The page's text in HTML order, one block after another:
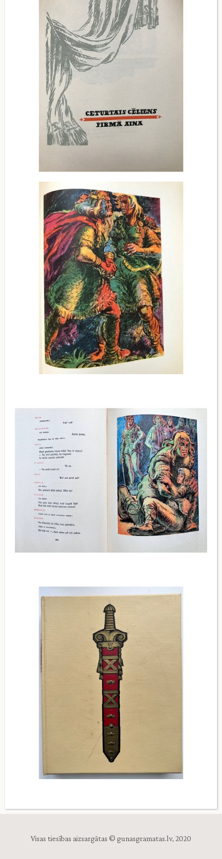
Visas tiesības aizsargātas © gunasgramatas.lv, 2020